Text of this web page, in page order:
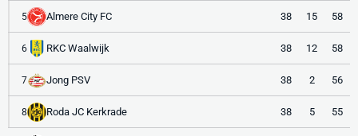
5 Almere City FC 38 15 58
6 RKC Waalwijk 38 12 58
7 Jong PSV 38 2 56
8 Roda JC Kerkrade 38 5 55